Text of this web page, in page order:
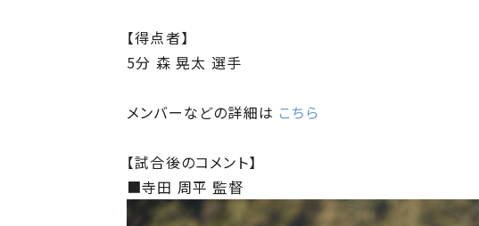
【得点者】
5分 森 晃太 選手
メンバーなどの詳細は こちら
【試合後のコメント】
■寺田 周平 監督